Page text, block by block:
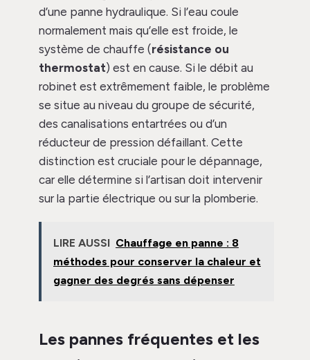
d’une panne hydraulique. Si l’eau coule
normalement mais qu’elle est froide, le
système de chauffe (résistance ou
thermostat) est en cause. Si le débit au
robinet est extrêmement faible, le problème
se situe au niveau du groupe de sécurité,
des canalisations entartrées ou d’un
réducteur de pression défaillant. Cette
distinction est cruciale pour le dépannage,
car elle détermine si l’artisan doit intervenir
sur la partie électrique ou sur la plomberie.
LIRE AUSSI Chauffage en panne : 8
méthodes pour conserver la chaleur et
gagner des degrés sans dépenser
Les pannes fréquentes et les